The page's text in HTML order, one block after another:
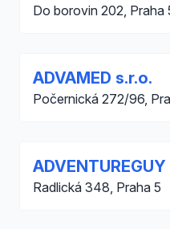
Do borovin 202, Praha
ADVAMED s.r.o.
Počernická 272/96,
Radlická 348, Praha 5